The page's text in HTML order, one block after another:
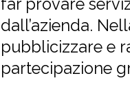
far provare
dall’azienda.
pubblicizzare e
partecipazione